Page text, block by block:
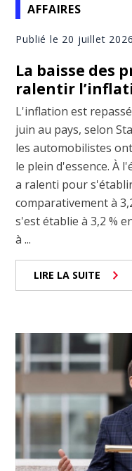
AFFAIRES
Publié le 20 juillet 2026
La baisse des
ralentir
L'inflation est
juin au pays, selon
les automobilistes
le plein d'essence. À
a ralenti pour
comparativement à
s'est établie à 3,2 %
à ...
LIRE LA SUITE